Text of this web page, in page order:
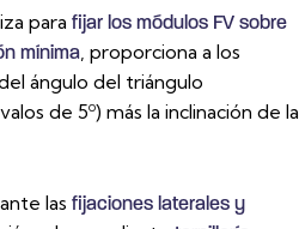
para fijar los módulos FV sobre
mínima , proporciona a los
ángulo del triángulo
de 5º) más la inclinación de la
las fijaciones laterales y